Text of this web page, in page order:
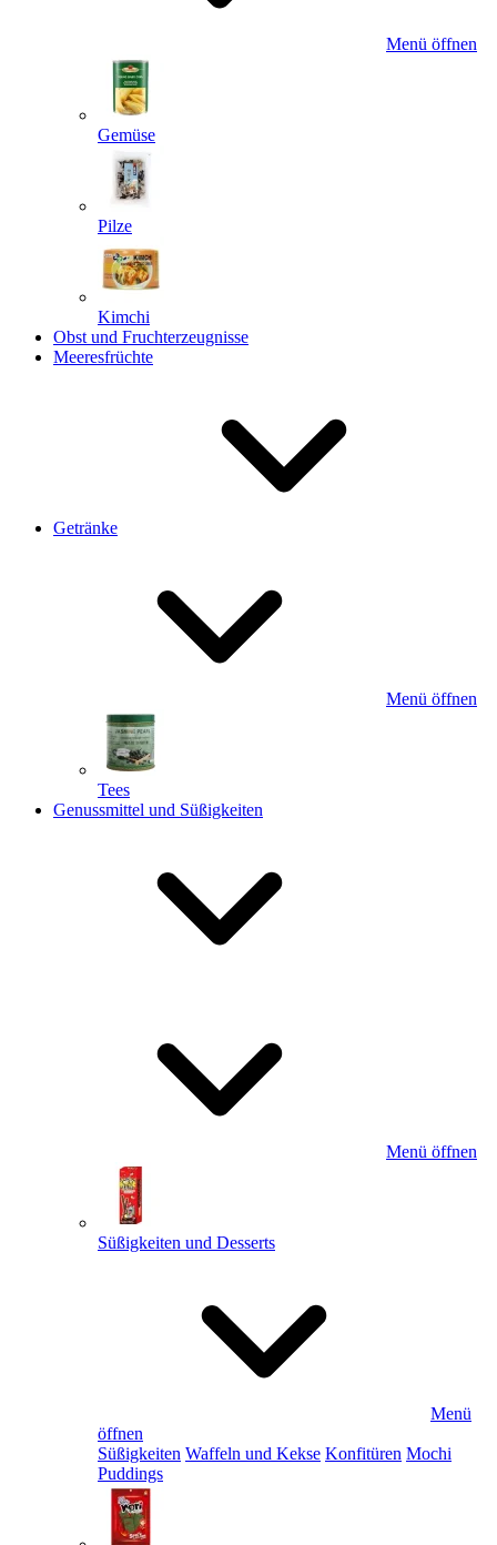
Menü öffnen
Gemüse
Pilze
Kimchi
Obst und Fruchterzeugnisse
Meeresfrüchte
Getränke
Menü öffnen
Tees
Genussmittel und Süßigkeiten
Menü öffnen
Süßigkeiten und Desserts
Menü
öffnen
Süßigkeiten Waffeln und Kekse Konfitüren Mochi
Puddings